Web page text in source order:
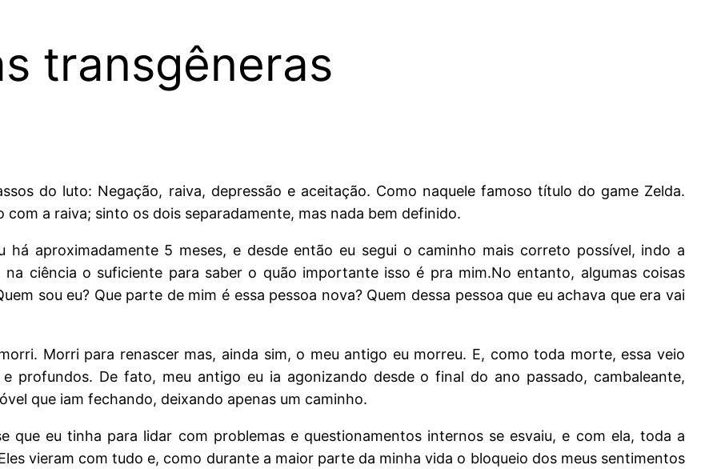
transgêneras
do luto: Negação, raiva, depressão e aceitação. Como naquele famoso título do game Zelda.
a raiva; sinto os dois separadamente, mas nada bem definido.
há aproximadamente 5 meses, e desde então eu segui o caminho mais correto possível, indo a
ciência o suficiente para saber o quão importante isso é pra mim.No entanto, algumas coisas
sou eu? Que parte de mim é essa pessoa nova? Quem dessa pessoa que eu achava que era vai
Morri para renascer mas, ainda sim, o meu antigo eu morreu. E, como toda morte, essa veio
profundos. De fato, meu antigo eu ia agonizando desde o final do ano passado, cambaleante,
que iam fechando, deixando apenas um caminho.
que eu tinha para lidar com problemas e questionamentos internos se esvaiu, e com ela, toda a
vieram com tudo e, como durante a maior parte da minha vida o bloqueio dos meus sentimentos